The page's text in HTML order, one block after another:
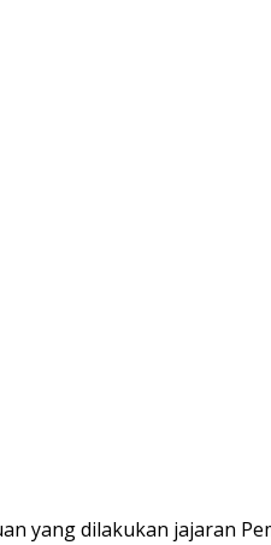
yang dilakukan jajaran